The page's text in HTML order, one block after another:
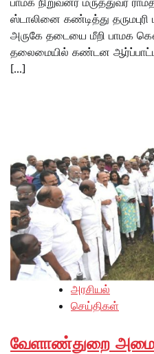
ஸ்டாலினை கண்டித்து
அருகே தடையை மீறி பாமக
தலைமையில் கண்டன
[…]
அரசியல்
செய்திகள்
வேளாண்துறை